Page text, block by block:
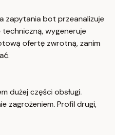
zapytania bot przeanalizuje
wygeneruje
ofertę zwrotną, zanim
dużej części obsługi.
zagrożeniem. Profil drugi,